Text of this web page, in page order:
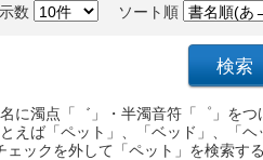
数 ソート順
に濁点「゛」・半濁音符「゜」を
えば「ペット」、「ベッド」、「
ェックを外して「ペット」を検索